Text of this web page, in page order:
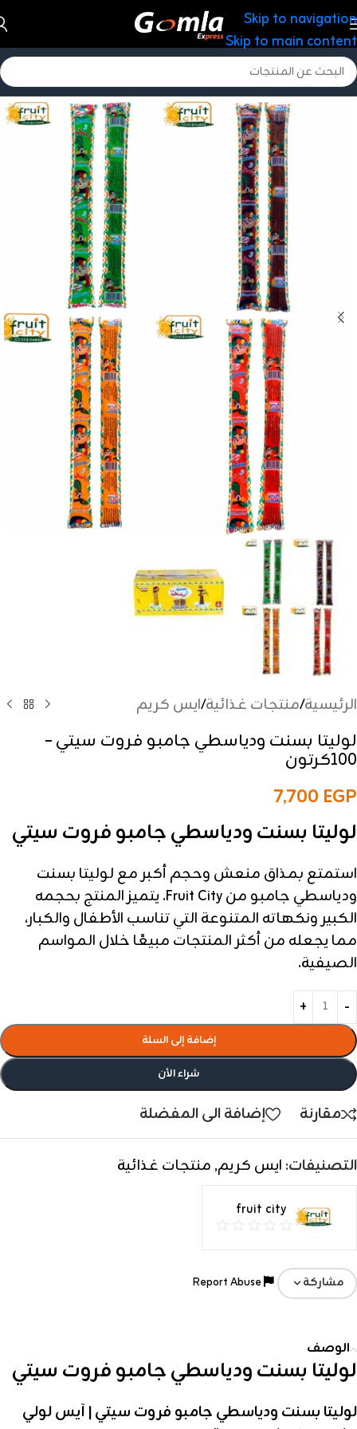
Skip to navigation
Skip to main content
الرئيسية/منتجات غذائية/ايس كريم
لوليتا بسنت ودياسطي جامبو فروت سيتي –
100كرتون
7,700 EGP
لوليتا بسنت ودياسطي جامبو فروت سيتي
استمتع بمذاق منعش وحجم أكبر مع لوليتا بسنت
ودياسطي جامبو من Fruit City. يتميز المنتج بحجمه
الكبير ونكهاته المتنوعة التي تناسب الأطفال والكبار،
مما يجعله من أكثر المنتجات مبيعًا خلال المواسم
الصيفية.
إضافة إلى السلة
شراء الأن
مقارنة إضافة الى المفضلة
التصنيفات: ايس كريم, منتجات غذائية
fruit city
مشاركة
الوصف
لوليتا بسنت ودياسطي جامبو فروت سيتي
لوليتا بسنت ودياسطي جامبو فروت سيتي | آيس لولي